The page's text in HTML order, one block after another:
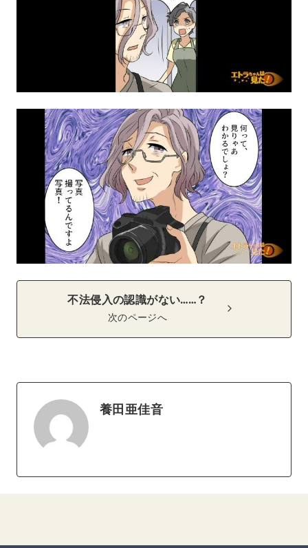
不法侵入の認識がない……？
次のページへ
養田亜佳音